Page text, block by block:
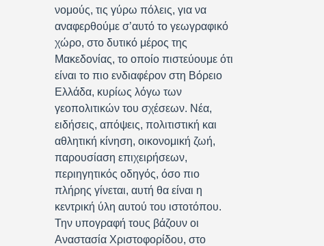
νομούς, τις γύρω πόλεις, για να
αναφερθούμε σ’αυτό το γεωγραφικό
χώρο, στο δυτικό μέρος της
Μακεδονίας, το οποίο πιστεύουμε ότι
είναι το πιο ενδιαφέρον στη Βόρειο
Ελλάδα, κυρίως λόγω των
γεοπολιτικών του σχέσεων. Νέα,
ειδήσεις, απόψεις, πολιτιστική και
αθλητική κίνηση, οικονομική ζωή,
παρουσίαση επιχειρήσεων,
περιηγητικός οδηγός, όσο πιο
πλήρης γίνεται, αυτή θα είναι η
κεντρική ύλη αυτού του ιστοτόπου.
Την υπογραφή τους βάζουν οι
Αναστασία Χριστοφορίδου, στο